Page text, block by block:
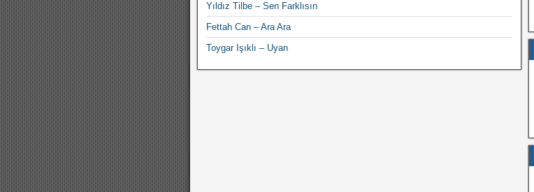
Yıldız Tilbe – Sen Farklısın
Fettah Can – Ara Ara
Toygar Işıklı – Uyan